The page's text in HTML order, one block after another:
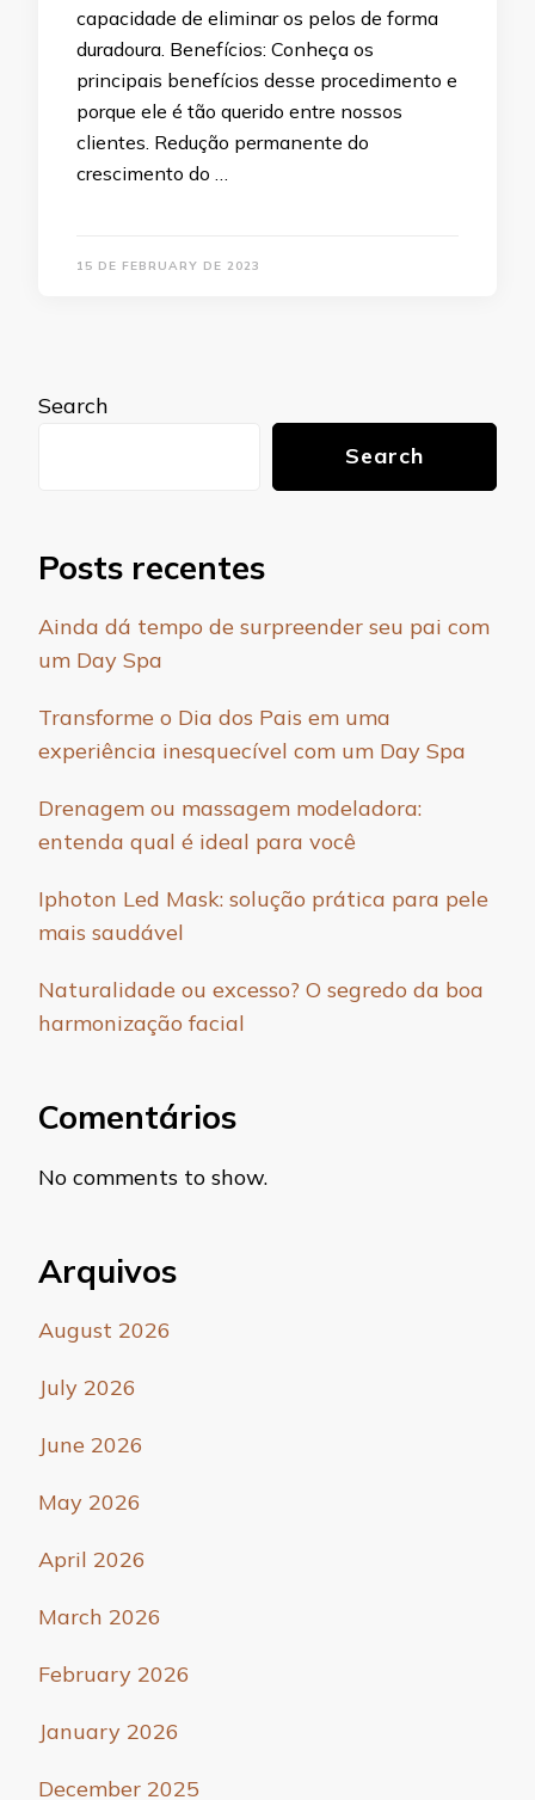
capacidade de eliminar os pelos de forma
duradoura. Benefícios: Conheça os
principais benefícios desse procedimento e
porque ele é tão querido entre nossos
clientes. Redução permanente do
crescimento do …
15 DE FEBRUARY DE 2023
Search
Search
Posts recentes
Ainda dá tempo de surpreender seu pai com
um Day Spa
Transforme o Dia dos Pais em uma
experiência inesquecível com um Day Spa
Drenagem ou massagem modeladora:
entenda qual é ideal para você
Iphoton Led Mask: solução prática para pele
mais saudável
Naturalidade ou excesso? O segredo da boa
harmonização facial
Comentários
No comments to show.
Arquivos
August 2026
July 2026
June 2026
May 2026
April 2026
March 2026
February 2026
January 2026
December 2025